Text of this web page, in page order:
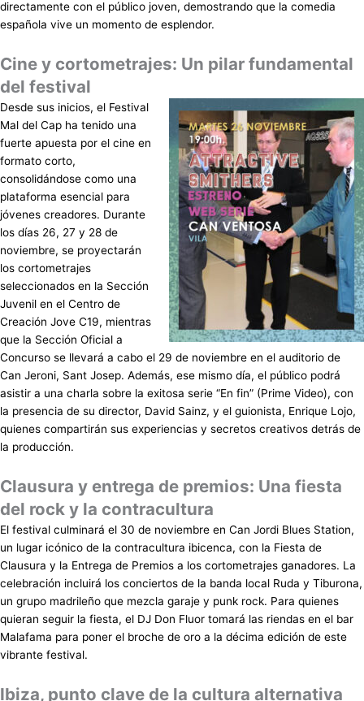
directamente con el público joven, demostrando que la comedia
española vive un momento de esplendor.
Cine y cortometrajes: Un pilar fundamental
del festival
Desde sus inicios, el Festival
Mal del Cap ha tenido una
fuerte apuesta por el cine en
formato corto,
consolidándose como una
plataforma esencial para
jóvenes creadores. Durante
los días 26, 27 y 28 de
noviembre, se proyectarán
los cortometrajes
seleccionados en la Sección
Juvenil en el Centro de
Creación Jove C19, mientras
que la Sección Oficial a
Concurso se llevará a cabo el 29 de noviembre en el auditorio de
Can Jeroni, Sant Josep. Además, ese mismo día, el público podrá
asistir a una charla sobre la exitosa serie “En fin” (Prime Video), con
la presencia de su director, David Sainz, y el guionista, Enrique Lojo,
quienes compartirán sus experiencias y secretos creativos detrás de
la producción.
Clausura y entrega de premios: Una fiesta
del rock y la contracultura
El festival culminará el 30 de noviembre en Can Jordi Blues Station,
un lugar icónico de la contracultura ibicenca, con la Fiesta de
Clausura y la Entrega de Premios a los cortometrajes ganadores. La
celebración incluirá los conciertos de la banda local Ruda y Tiburona,
un grupo madrileño que mezcla garaje y punk rock. Para quienes
quieran seguir la fiesta, el DJ Don Fluor tomará las riendas en el bar
Malafama para poner el broche de oro a la décima edición de este
vibrante festival.
Ibiza, punto clave de la cultura alternativa